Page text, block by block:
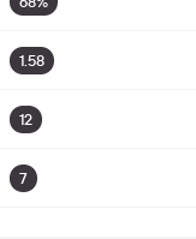
1.58
12
7